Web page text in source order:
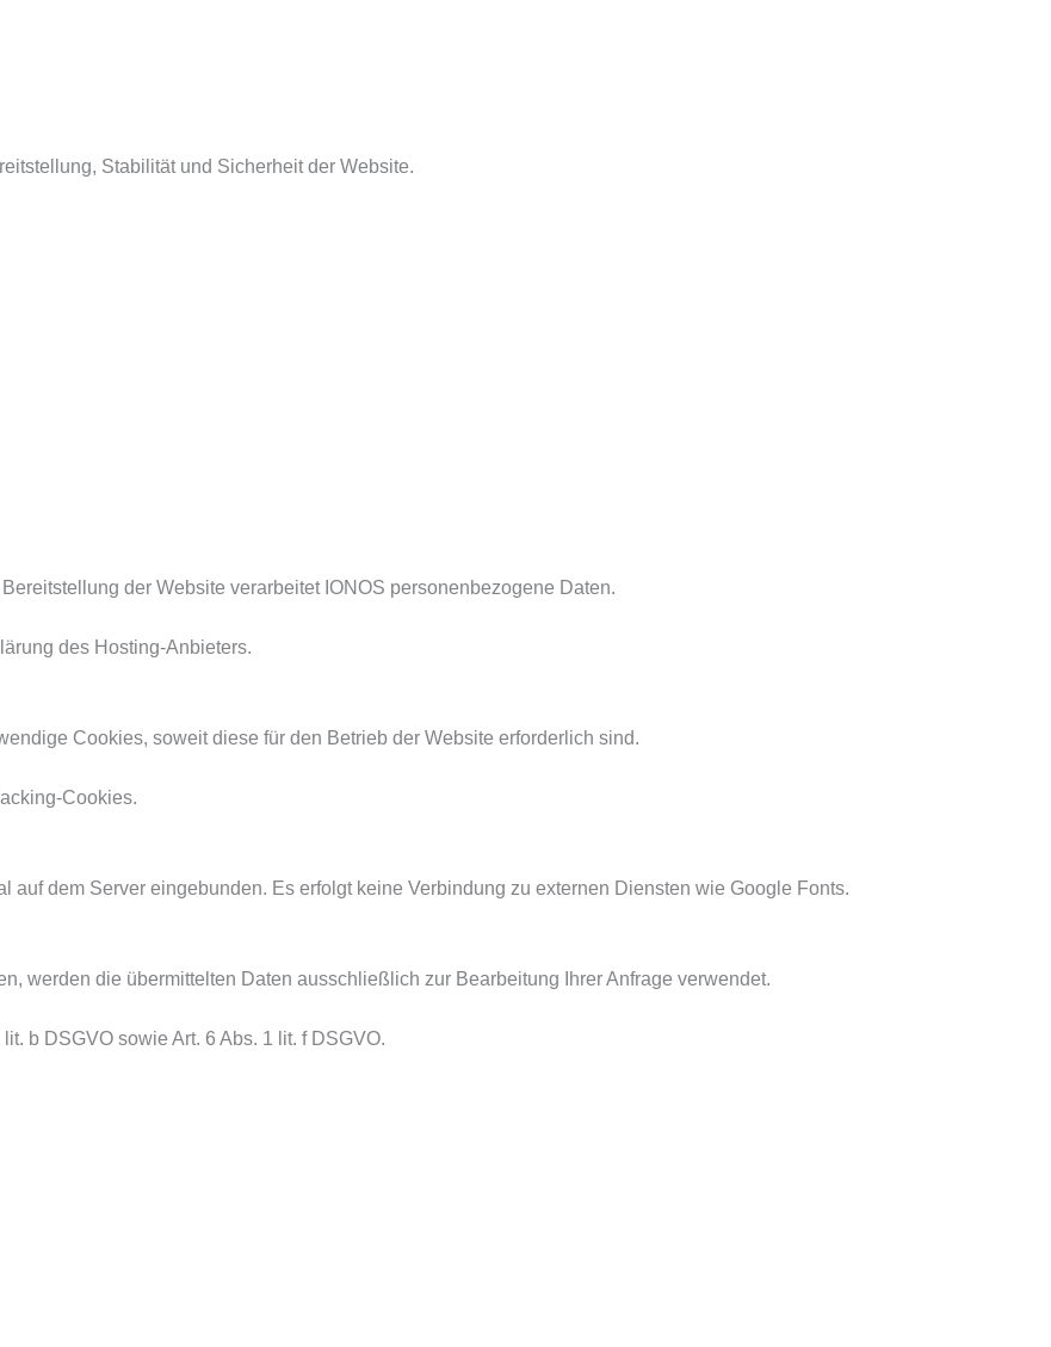
Stabilität und Sicherheit der Website.
der Website verarbeitet IONOS personenbezogene Daten.
des Hosting-Anbieters.
Cookies, soweit diese für den Betrieb der Website erforderlich sind.
Cookies.
auf dem Server eingebunden. Es erfolgt keine Verbindung zu externen Diensten wie Google Fonts.
werden die übermittelten Daten ausschließlich zur Bearbeitung Ihrer Anfrage verwendet.
b DSGVO sowie Art. 6 Abs. 1 lit. f DSGVO.